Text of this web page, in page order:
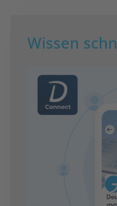
Wissen